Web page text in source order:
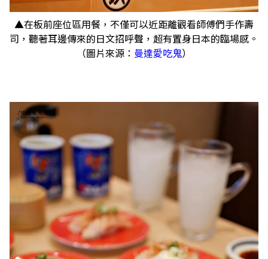
▲在板前座位區用餐，不僅可以近距離觀看師傅們手作壽
司，聽著耳邊傳來的日文招呼聲，超有置身日本的臨場感。
（圖片來源： 曼達愛吃鬼）